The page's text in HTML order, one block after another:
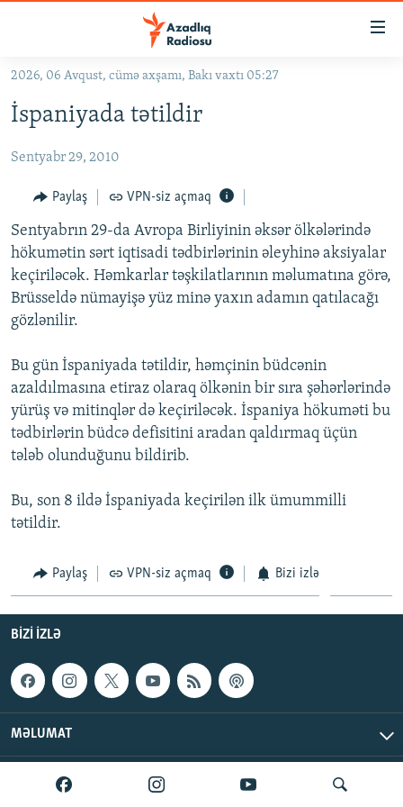
Əsas
qayıt
naviqasiyaya
Axtarışa
keç
#İZAHLA
KORRUPSIOMETR
#ƏSLINDƏ
FƏRQƏ BAX
QANUNI DOĞRU
ARAŞDIRMA
MULTIMEDIA
FOTOQALEREYA
İNFOQRAFIKA
KARIKATURA
RADIO ARXIV
OXU ZALI
AZƏRBAYCAN ƏDƏBIYYATI KITABXANASI
İSLAM VƏ DEMOKRATIYA
HAQQIMIZDA
MISSIYAMIZ
PEŞƏ ETIKASI VƏ JURNALISTIKA STANDARTLARIMIZ
AZADLIQRADIOSU MOBIL TELEFONUNUZDA
XƏBƏR BÜLLETENLƏRIMIZ
BIZI IZLƏ
RFE/RL-in bütün saytları
2026, 06 Avqust, cümə axşamı, Bakı vaxtı 05:27
İspaniyada tətildir
Sentyabr 29, 2010
Paylaş VPN-siz açmaq
Sentyabrın 29-da Avropa Birliyinin əksər ölkələrində
hökumətin sərt iqtisadi tədbirlərinin əleyhinə aksiyalar
keçiriləcək. Həmkarlar təşkilatlarının məlumatına görə,
Brüsseldə nümayişə yüz minə yaxın adamın qatılacağı
gözlənilir.
Bu gün İspaniyada tətildir, həmçinin büdcənin
azaldılmasına etiraz olaraq ölkənin bir sıra şəhərlərində
yürüş və mitinqlər də keçiriləcək. İspaniya hökuməti bu
tədbirlərin büdcə defisitini aradan qaldırmaq üçün
tələb olunduğunu bildirib.
Bu, son 8 ildə İspaniyada keçirilən ilk ümummilli
tətildir.
Paylaş VPN-siz açmaq Bizi izlə
BIZI IZLƏ
MƏLUMAT
AzadlıqRadiosu © 2026 Inc. | Bütün hüquqlar qorunur